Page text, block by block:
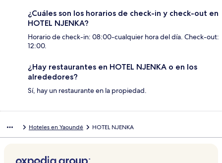
¿Cuáles son los horarios de check-in y check-out en
HOTEL NJENKA?
Horario de check-in: 08:00-cualquier hora del día. Check-out:
12:00.
¿Hay restaurantes en HOTEL NJENKA o en los
alrededores?
Sí, hay un restaurante en la propiedad.
Hoteles en Yaoundé HOTEL NJENKA